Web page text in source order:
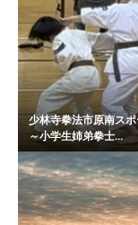
少林寺拳法市原南ス
～小学生姉弟拳士...